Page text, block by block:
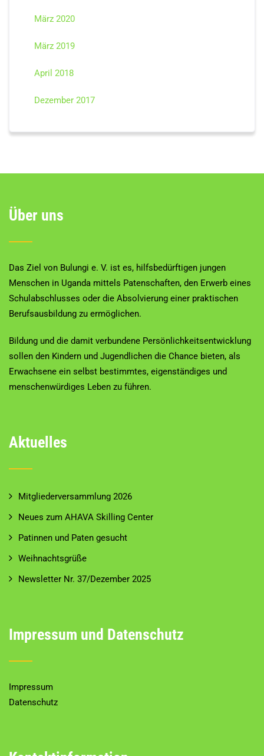
März 2020
März 2019
April 2018
Dezember 2017
Über uns
Das Ziel von Bulungi e. V. ist es, hilfsbedürftigen jungen
Menschen in Uganda mittels Patenschaften, den Erwerb eines
Schulabschlusses oder die Absolvierung einer praktischen
Berufsausbildung zu ermöglichen.
Bildung und die damit verbundene Persönlichkeitsentwicklung
sollen den Kindern und Jugendlichen die Chance bieten, als
Erwachsene ein selbst bestimmtes, eigenständiges und
menschenwürdiges Leben zu führen.
Aktuelles
Mitgliederversammlung 2026
Neues zum AHAVA Skilling Center
Patinnen und Paten gesucht
Weihnachtsgrüße
Newsletter Nr. 37/Dezember 2025
Impressum und Datenschutz
Impressum
Datenschutz